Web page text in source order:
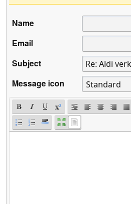
Name
Email
Subject
Message icon